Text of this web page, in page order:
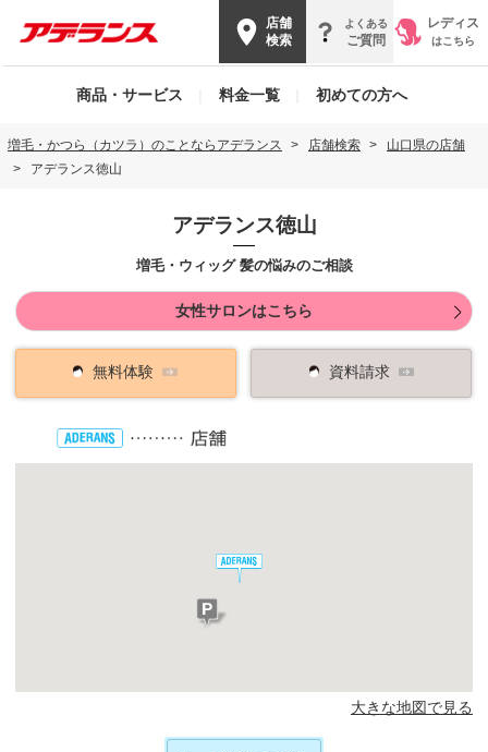
店舗
検索
よくある
ご質問
レディス
はこちら
商品・サービス 料金一覧 初めての方へ
増毛・かつら（カツラ）のことならアデランス 店舗検索
山口県の店舗
アデランス徳山
アデランス徳山
増毛・ウィッグ 髪の悩みのご相談
女性サロンはこちら
無料体験 資料請求
大きな地図で見る